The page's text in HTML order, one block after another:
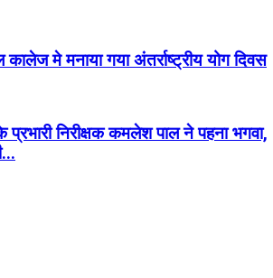
मे मनाया गया अंतर्राष्ट्रीय योग दिवस
प्रभारी निरीक्षक कमलेश पाल ने पहना भगवा,